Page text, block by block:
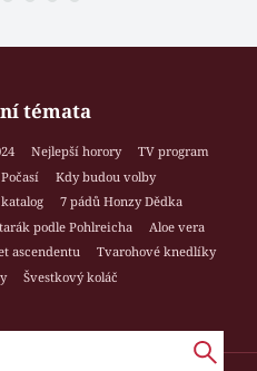
témata
Nejlepší horory
TV program
Počasí
Kdy budou volby
7 pádů Honzy Dědka
podle Pohlreicha
Aloe vera
ascendentu
Tvarohové knedlíky
Švestkový koláč